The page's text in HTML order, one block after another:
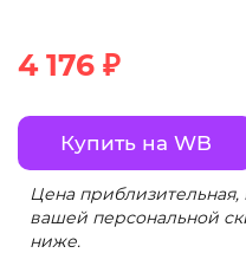
4 176 ₽
Купить на WB
Цена приблизительная,
вашей персональной
ниже.